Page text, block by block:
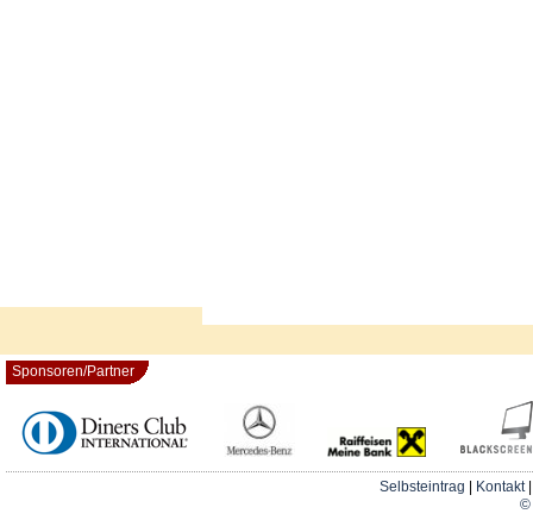
Sponsoren/Partner
Selbsteintrag Kontakt
©